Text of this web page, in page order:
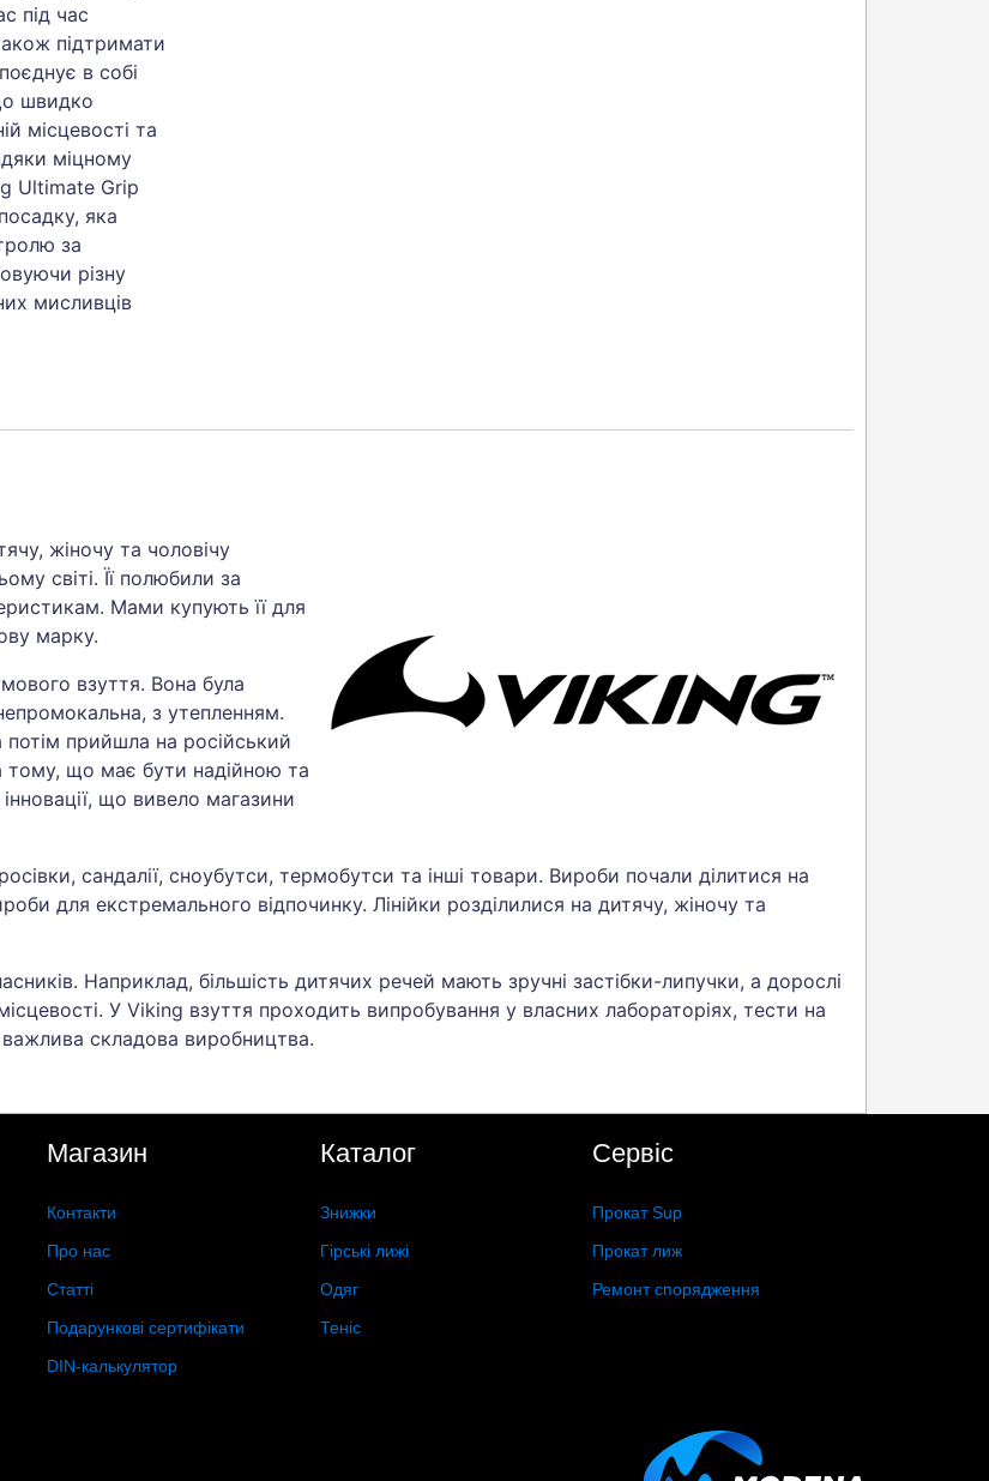
під час
підтримати
в собі
швидко
місцевості та
міцному
Ultimate Grip
яка
за
різну
мисливців
жіночу та чоловічу
світі. Її полюбили за
Мами купують її для
марку.
взуття. Вона була
з утепленням.
прийшла на російський
тому, що має бути надійною та
що вивело магазини
сандалії, сноубутси, термобутси та інші товари. Вироби почали ділитися на
для екстремального відпочинку. Лінійки розділилися на дитячу, жіночу та
Наприклад, більшість дитячих речей мають зручні застібки-липучки, а дорослі
У Viking взуття проходить випробування у власних лабораторіях, тести на
важлива складова виробництва.
Магазин
Контакти
Про нас
Статті
Подарункові сертифікати
DIN-калькулятор
Каталог
Знижки
Гірські лижі
Одяг
Теніс
Сервіс
Прокат Sup
Прокат лиж
Ремонт спорядження